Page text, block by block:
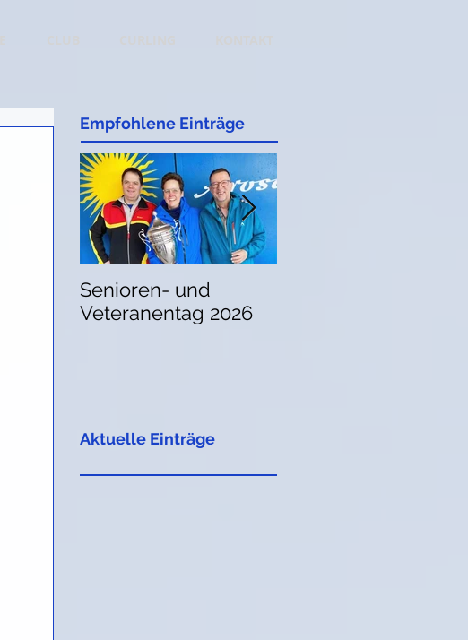
Empfohlene Einträge
Senioren- und
Veteranentag 2026
Aktuelle Einträge